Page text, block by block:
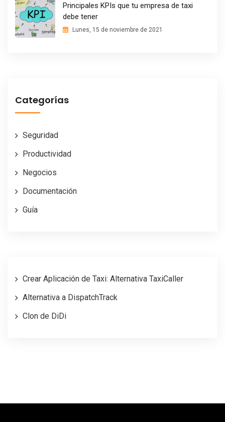
Principales KPIs que tu empresa de taxi
debe tener
Lunes, 15 de noviembre de 2021
Categorías
Seguridad
Productividad
Negocios
Documentación
Guía
Crear Aplicación de Taxi: Alternativa TaxiCaller
Alternativa a DispatchTrack
Clon de DiDi